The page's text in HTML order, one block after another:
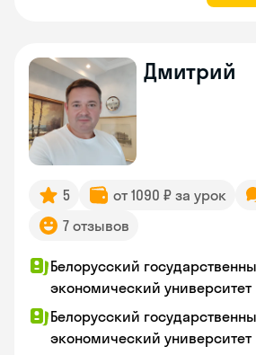
Дмитрий
5 от 1090 ₽ за урок
7 отзывов
Белорусский
экономический университет
Белорусский
экономический университет